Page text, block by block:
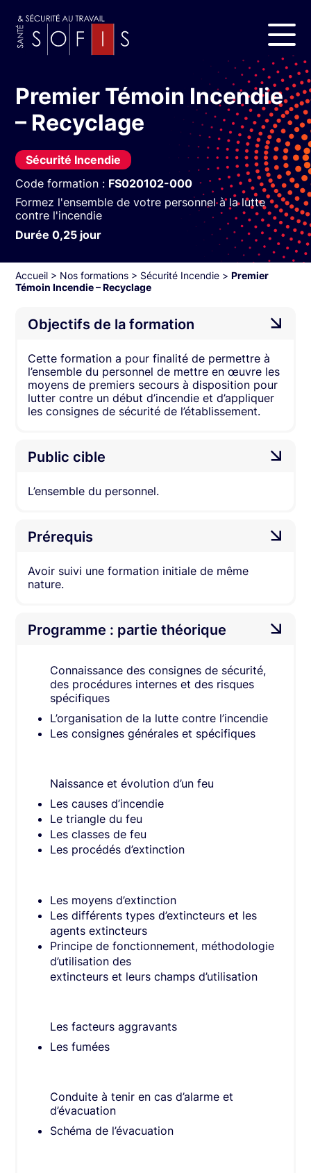
Premier Témoin Incendie
– Recyclage
Sécurité Incendie
Code formation : FS020102-000
Formez l'ensemble de votre personnel à la lutte
contre l'incendie
Durée 0,25 jour
Accueil > Nos formations > Sécurité Incendie >Premier
Témoin Incendie – Recyclage
Objectifs de la formation
Cette formation a pour finalité de permettre à
l’ensemble du personnel de mettre en œuvre les
moyens de premiers secours à disposition pour
lutter contre un début d’incendie et d’appliquer
les consignes de sécurité de l’établissement.
Public cible
L’ensemble du personnel.
Prérequis
Avoir suivi une formation initiale de même
nature.
Programme : partie théorique
Connaissance des consignes de sécurité,
des procédures internes et des risques
spécifiques​
L’organisation de la lutte contre l’incendie
Les consignes générales et spécifiques
Naissance et évolution d’un feu
Les causes d’incendie​
Le triangle du feu​
Les classes de feu​
Les procédés d’extinction​
Les moyens d’extinction​
Les différents types d’extincteurs et les
agents extincteurs​
Principe de fonctionnement, méthodologie
d’utilisation des ​
extincteurs et leurs champs d’utilisation​
Les facteurs aggravants​
Les fumées​
Conduite à tenir en cas d’alarme et
d’évacuation​
Schéma de l’évacuation​